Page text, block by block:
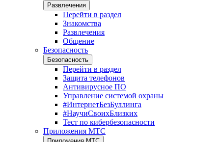
Развлечения
Перейти в раздел
Знакомства
Развлечения
Общение
Безопасность
Безопасность
Перейти в раздел
Защита телефонов
Антивирусное ПО
Управление системой охраны
#ИнтернетБезБуллинга
#НаучиСвоихБлизких
Тест по кибербезопасности
Приложения МТС